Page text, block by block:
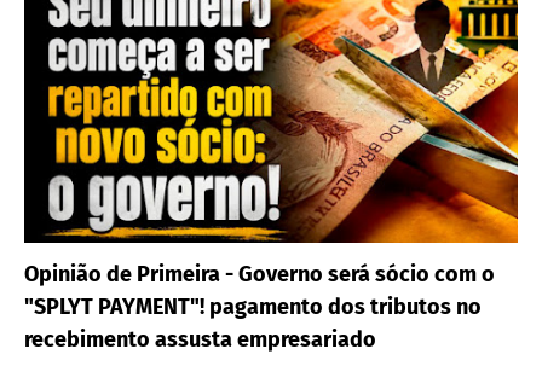
Opinião de Primeira - Governo será sócio com o
"SPLYT PAYMENT"! pagamento dos tributos no
recebimento assusta empresariado